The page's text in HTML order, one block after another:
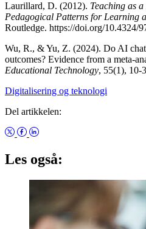
Laurillard, D. (2012). Teaching as
Pedagogical Patterns for Learning
Routledge. https://doi.org/10.4324/
Wu, R., & Yu, Z. (2024). Do AI
outcomes? Evidence from a
Educational Technology, 55(1), 10-
Digitalisering og teknologi
Del artikkelen:
Les også: